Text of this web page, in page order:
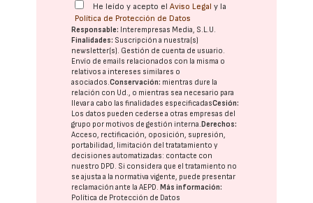
He leído y acepto elAviso Legal y la
Política de Protección de Datos
Responsable: Interempresas Media, S.L.U.
Finalidades: Suscripción a nuestra(s)
newsletter(s). Gestión de cuenta de usuario.
Envío de emails relacionados con la misma o
relativos a intereses similares o
asociados.Conservación: mientras dure la
relación con Ud., o mientras sea necesario para
llevar a cabo las finalidades especificadasCesión:
Los datos pueden cederse a otras empresas del
grupo por motivos de gestión interna.Derechos:
Acceso, rectificación, oposición, supresión,
portabilidad, limitación del tratatamiento y
decisiones automatizadas: contacte con
nuestro DPD. Si considera que el tratamiento no
se ajusta a la normativa vigente, puede presentar
reclamación ante laAEPD.Más información:
Política de Protección de Datos